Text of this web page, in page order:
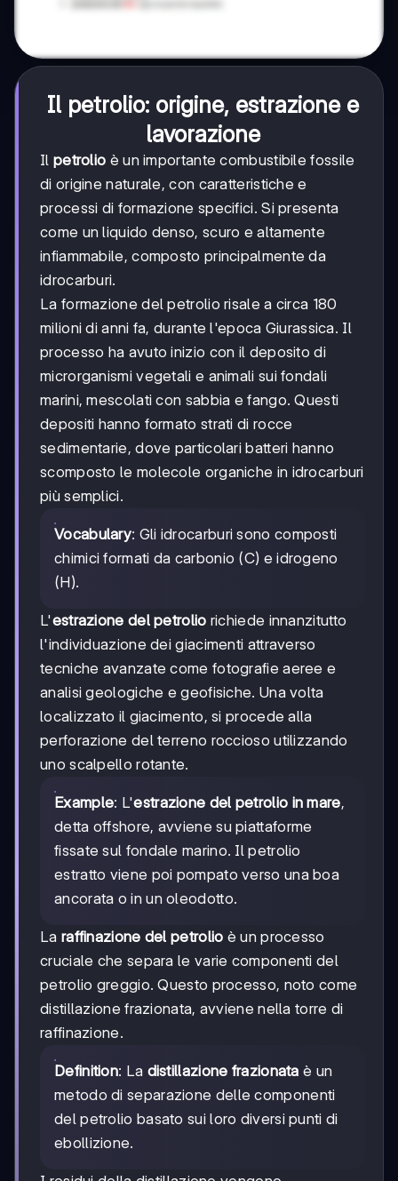
Il petrolio: origine, estrazione e
lavorazione
Il petrolio è un importante combustibile fossile
di origine naturale, con caratteristiche e
processi di formazione specifici. Si presenta
come un liquido denso, scuro e altamente
infiammabile, composto principalmente da
idrocarburi.
La formazione del petrolio risale a circa 180
milioni di anni fa, durante l'epoca Giurassica. Il
processo ha avuto inizio con il deposito di
microrganismi vegetali e animali sui fondali
marini, mescolati con sabbia e fango. Questi
depositi hanno formato strati di rocce
sedimentarie, dove particolari batteri hanno
scomposto le molecole organiche in idrocarburi
più semplici.
Vocabulary: Gli idrocarburi sono composti
chimici formati da carbonio (C) e idrogeno
(H).
L'estrazione del petrolio richiede innanzitutto
l'individuazione dei giacimenti attraverso
tecniche avanzate come fotografie aeree e
analisi geologiche e geofisiche. Una volta
localizzato il giacimento, si procede alla
perforazione del terreno roccioso utilizzando
uno scalpello rotante.
Example: L'estrazione del petrolio in mare,
detta offshore, avviene su piattaforme
fissate sul fondale marino. Il petrolio
estratto viene poi pompato verso una boa
ancorata o in un oleodotto.
La raffinazione del petrolio è un processo
cruciale che separa le varie componenti del
petrolio greggio. Questo processo, noto come
distillazione frazionata, avviene nella torre di
raffinazione.
Definition: La distillazione frazionata è un
metodo di separazione delle componenti
del petrolio basato sui loro diversi punti di
ebollizione.